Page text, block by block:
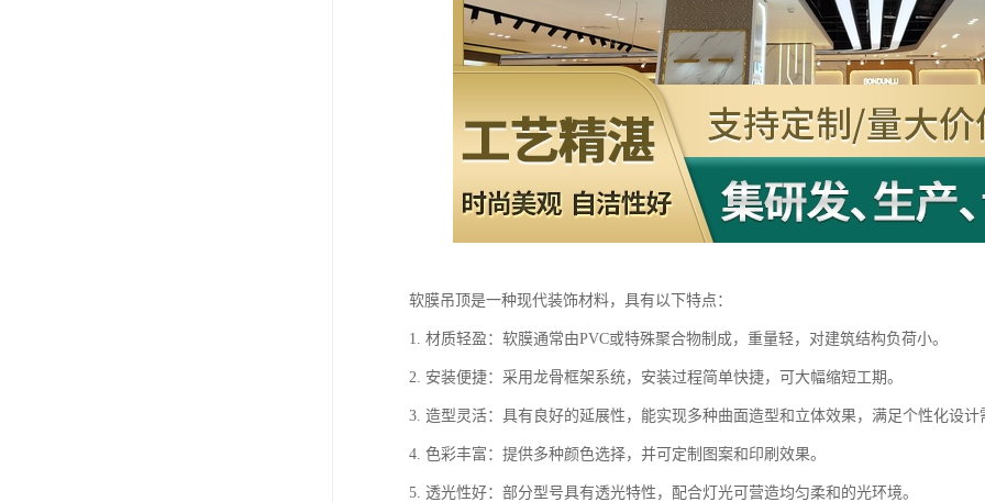
软膜吊顶是一种现代装饰材料，具有以下特点：
1. 材质轻盈：软膜通常由PVC或特殊聚合物制成，重量轻，对建筑结构负荷小。
2. 安装便捷：采用龙骨框架系统，安装过程简单快捷，可大幅缩短工期。
3. 造型灵活：具有良好的延展性，能实现多种曲面造型和立体效果，满足个性化设计
4. 色彩丰富：提供多种颜色选择，并可定制图案和印刷效果。
5. 透光性好：部分型号具有透光特性，配合灯光可营造均匀柔和的光环境。